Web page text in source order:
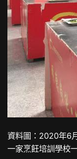
資料圖：2020年6
一家烹飪培訓學校